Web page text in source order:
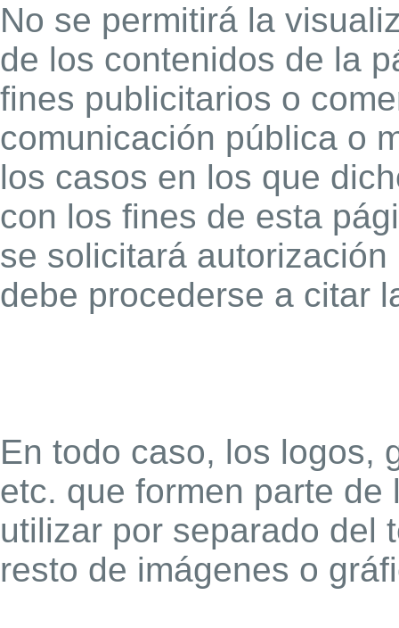
No se permitirá la
de los contenidos de la
fines publicitarios o
comunicación pública o
los casos en los que
con los fines de esta
se solicitará
debe procederse a citar
En todo caso, los logos,
etc. que formen parte
utilizar por separado del
resto de imágenes o